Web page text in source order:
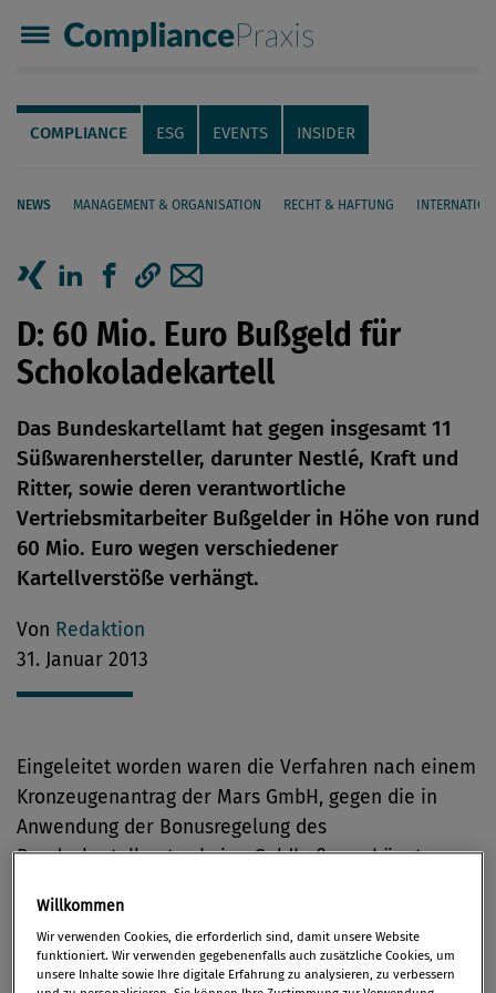
Compliance Praxis
Servicenavigation
Navigation
COMPLIANCE ESG EVENTS INSIDER
NEWS MANAGEMENT & ORGANISATION RECHT & HAFTUNG
Seiteninhalt
Artikel auf Xing teilen
Artikel auf linkedIn teilen
Artikel auf Facebook teilen
Artikellink kopieren
Artikel per Mail teilen
D: 60 Mio. Euro Bußgeld für
Schokoladekartell
Das Bundeskartellamt hat gegen insgesamt 11
Süßwarenhersteller, darunter Nestlé, Kraft und
Ritter, sowie deren verantwortliche
Vertriebsmitarbeiter Bußgelder in Höhe von rund
60 Mio. Euro wegen verschiedener
Kartellverstöße verhängt.
Von Redaktion
31. Januar 2013
Eingeleitet worden waren die Verfahren nach einem
Kronzeugenantrag der Mars GmbH, gegen die in
Anwendung der Bonusregelung des
Bundeskartellamtes keine Geldbuße verhängt
2008 branchenweit Durchsuchungen durchgeführt
hatte, folgten Bonusanträge weiterer Unternehmen.
Willkommen
Wir verwenden Cookies, die erforderlich sind, damit unsere Website
funktioniert. Wir verwenden gegebenenfalls auch zusätzliche Cookies, um
unsere Inhalte sowie Ihre digitale Erfahrung zu analysieren, zu verbessern